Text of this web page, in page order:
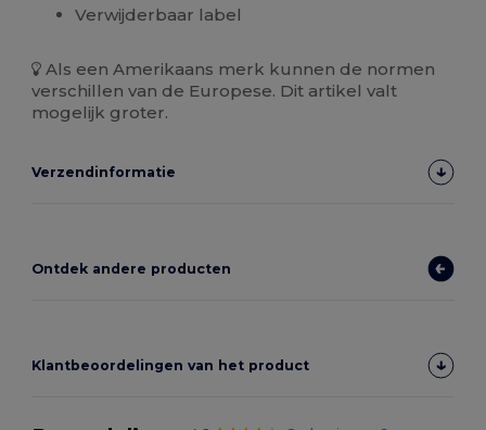
Verwijderbaar label
Als een Amerikaans merk kunnen de normen
verschillen van de Europese. Dit artikel valt
mogelijk groter.
Verzendinformatie
Ontdek andere producten
Klantbeoordelingen van het product